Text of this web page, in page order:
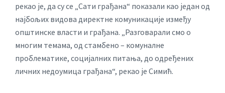
рекао је, да су се „Сати грађана“ показали као један од
најбољих видова директне комуникације између
општинске власти и грађана. „Разговарали смо о
многим темама, од стамбено – комуналне
проблематике, социјалних питања, до одређених
личних недоумица грађана“, рекао је Симић.